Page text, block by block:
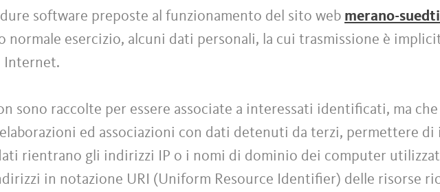
software preposte al funzionamento del sito web merano-
normale esercizio, alcuni dati personali, la cui trasmissione è
Internet.
sono raccolte per essere associate a interessati identificati, ma
ed associazioni con dati detenuti da terzi, permettere
rientrano gli indirizzi IP o i nomi di dominio dei computer
in notazione URI (Uniform Resource Identifier) delle risorse